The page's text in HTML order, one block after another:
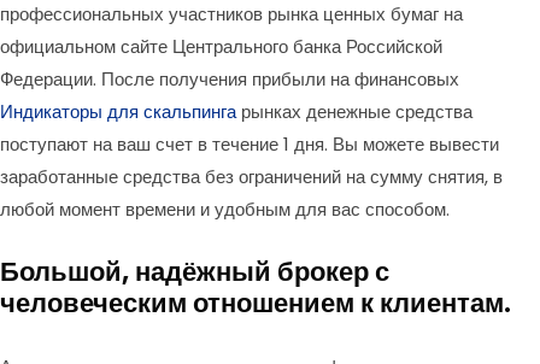
профессиональных участников рынка ценных бумаг на
официальном сайте Центрального банка Российской
Федерации. После получения прибыли на финансовых
Индикаторы для скальпингарынках денежные средства
поступают на ваш счет в течение 1 дня. Вы можете вывести
заработанные средства без ограничений на сумму снятия, в
любой момент времени и удобным для вас способом.
Большой, надёжный брокер с
человеческим отношением к клиентам.